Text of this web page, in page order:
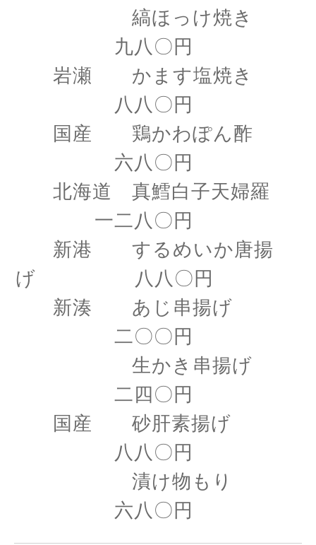
縞ほっけ焼き
九八〇円
岩瀬 かます塩焼き
八八〇円
国産 鶏かわぽん酢
六八〇円
北海道 真鱈白子天婦羅
一二八〇円
新港 するめいか唐揚
げ 八八〇円
新湊 あじ串揚げ
二〇〇円
生かき串揚げ
二四〇円
国産 砂肝素揚げ
八八〇円
漬け物もり
六八〇円